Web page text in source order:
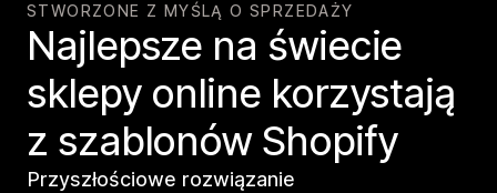
STWORZONE Z MYŚLĄ O SPRZEDAŻY
Najlepsze na świecie
sklepy online korzystają
z szablonów Shopify
Przyszłościowe rozwiązanie